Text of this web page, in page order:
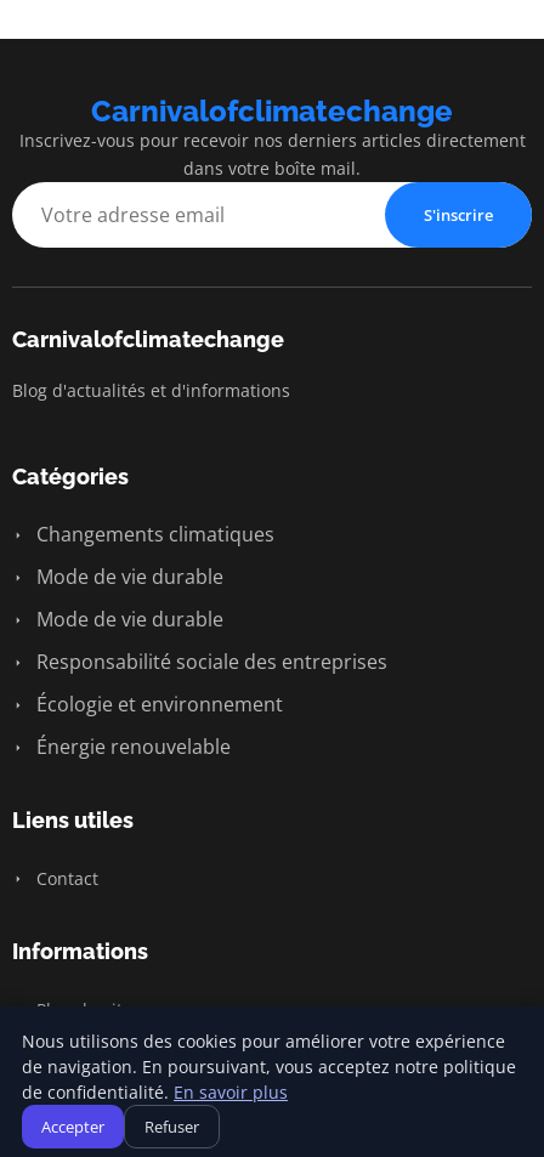
Carnivalofclimatechange
Inscrivez-vous pour recevoir nos derniers articles directement
dans votre boîte mail.
S'inscrire
Carnivalofclimatechange
Blog d'actualités et d'informations
Catégories
Changements climatiques
Mode de vie durable
Mode de vie durable
Responsabilité sociale des entreprises
Écologie et environnement
Énergie renouvelable
Liens utiles
Contact
Informations
Plan du site
© 2026 Carnivalofclimatechange. Tous droits réservés.
Nous utilisons des cookies pour améliorer votre expérience
de navigation. En poursuivant, vous acceptez notre politique
de confidentialité. En savoir plus
Accepter Refuser